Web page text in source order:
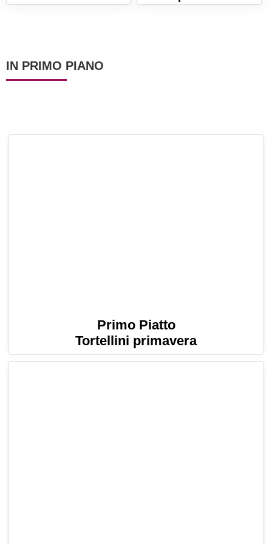
grattugiate. La ricetta
rustica buona e
IN PRIMO PIANO
Primo Piatto
Tortellini primavera